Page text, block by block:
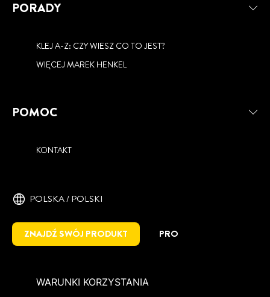
PORADY
KLEJ A-Z: CZY WIESZ CO TO JEST?
WIĘCEJ MAREK HENKEL
POMOC
KONTAKT
POLSKA / POLSKI
ZNAJDŹ SWÓJ PRODUKT PRO
WARUNKI KORZYSTANIA